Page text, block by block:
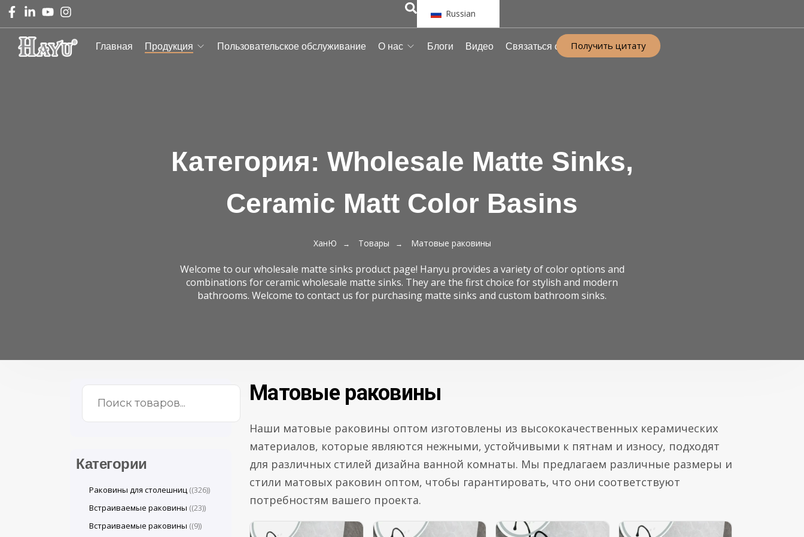
Russian
Главная Продукция Пользовательское обслуживание О нас Блоги Видео Связаться с Получить цитату
Категория: Wholesale Matte Sinks,
Ceramic Matt Color Basins
ХанЮ Товары Матовые раковины
Welcome to our wholesale matte sinks product page! Hanyu provides a variety of color options and
combinations for ceramic wholesale matte sinks. They are the first choice for stylish and modern
bathrooms. Welcome to contact us for purchasing matte sinks and custom bathroom sinks.
Матовые раковины
Наши матовые раковины оптом изготовлены из высококачественных керамических
материалов, которые являются нежными, устойчивыми к пятнам и износу, подходят
для различных стилей дизайна ванной комнаты. Мы предлагаем различные размеры и
стили матовых раковин оптом, чтобы гарантировать, что они соответствуют
потребностям вашего проекта.
Категории
Раковины для столешниц (326)
Встраиваемые раковины (23)
Встраиваемые раковины (9)